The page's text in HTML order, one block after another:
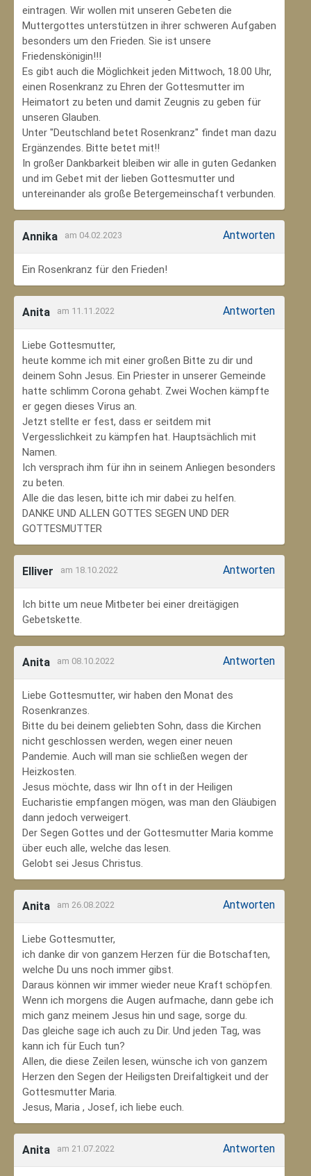
eintragen. Wir wollen mit unseren Gebeten die
Muttergottes unterstützen in ihrer schweren Aufgaben
besonders um den Frieden. Sie ist unsere
Friedenskönigin!!!
Es gibt auch die Möglichkeit jeden Mittwoch, 18.00 Uhr,
einen Rosenkranz zu Ehren der Gottesmutter im
Heimatort zu beten und damit Zeugnis zu geben für
unseren Glauben.
Unter "Deutschland betet Rosenkranz" findet man dazu
Ergänzendes. Bitte betet mit!!
In großer Dankbarkeit bleiben wir alle in guten Gedanken
und im Gebet mit der lieben Gottesmutter und
untereinander als große Betergemeinschaft verbunden.
Annika am 04.02.2023 Antworten
Ein Rosenkranz für den Frieden!
Anita am 11.11.2022 Antworten
Liebe Gottesmutter,
heute komme ich mit einer großen Bitte zu dir und
deinem Sohn Jesus. Ein Priester in unserer Gemeinde
hatte schlimm Corona gehabt. Zwei Wochen kämpfte
er gegen dieses Virus an.
Jetzt stellte er fest, dass er seitdem mit
Vergesslichkeit zu kämpfen hat. Hauptsächlich mit
Namen.
Ich versprach ihm für ihn in seinem Anliegen besonders
zu beten.
Alle die das lesen, bitte ich mir dabei zu helfen.
DANKE UND ALLEN GOTTES SEGEN UND DER
GOTTESMUTTER
Elliver am 18.10.2022 Antworten
Ich bitte um neue Mitbeter bei einer dreitägigen
Gebetskette.
Anita am 08.10.2022 Antworten
Liebe Gottesmutter, wir haben den Monat des
Rosenkranzes.
Bitte du bei deinem geliebten Sohn, dass die Kirchen
nicht geschlossen werden, wegen einer neuen
Pandemie. Auch will man sie schließen wegen der
Heizkosten.
Jesus möchte, dass wir Ihn oft in der Heiligen
Eucharistie empfangen mögen, was man den Gläubigen
dann jedoch verweigert.
Der Segen Gottes und der Gottesmutter Maria komme
über euch alle, welche das lesen.
Gelobt sei Jesus Christus.
Anita am 26.08.2022 Antworten
Liebe Gottesmutter,
ich danke dir von ganzem Herzen für die Botschaften,
welche Du uns noch immer gibst.
Daraus können wir immer wieder neue Kraft schöpfen.
Wenn ich morgens die Augen aufmache, dann gebe ich
mich ganz meinem Jesus hin und sage, sorge du.
Das gleiche sage ich auch zu Dir. Und jeden Tag, was
kann ich für Euch tun?
Allen, die diese Zeilen lesen, wünsche ich von ganzem
Herzen den Segen der Heiligsten Dreifaltigkeit und der
Gottesmutter Maria.
Jesus, Maria , Josef, ich liebe euch.
Anita am 21.07.2022 Antworten